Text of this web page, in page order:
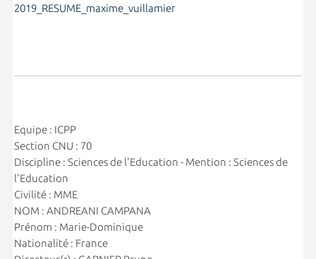
2019_RESUME_maxime_vuillamier
Equipe : ICPP
Section CNU : 70
Discipline : Sciences de l'Education - Mention : Sciences de
l'Education
Civilité : MME
NOM : ANDREANI CAMPANA
Prénom : Marie-Dominique
Nationalité : France